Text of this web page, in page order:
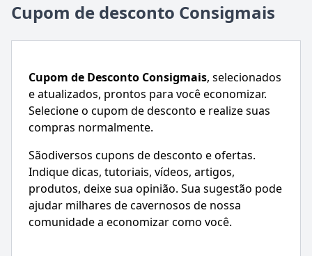
Cupom de desconto Consigmais
Cupom de Desconto Consigmais, selecionados
e atualizados, prontos para você economizar.
Selecione o cupom de desconto e realize suas
compras normalmente.
Sãodiversos cupons de desconto e ofertas.
Indique dicas, tutoriais, vídeos, artigos,
produtos, deixe sua opinião. Sua sugestão pode
ajudar milhares de cavernosos de nossa
comunidade a economizar como você.